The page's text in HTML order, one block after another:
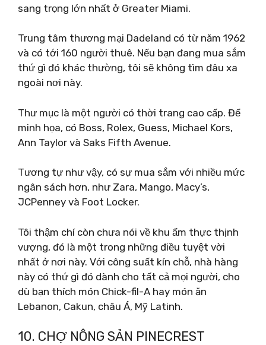
sang trọng lớn nhất ở Greater Miami.
Trung tâm thương mại Dadeland có từ năm 1962
và có tới 160 người thuê. Nếu bạn đang mua sắm
thứ gì đó khác thường, tôi sẽ không tìm đâu xa
ngoài nơi này.
Thư mục là một người có thời trang cao cấp. Để
minh họa, có Boss, Rolex, Guess, Michael Kors,
Ann Taylor và Saks Fifth Avenue.
Tương tự như vậy, có sự mua sắm với nhiều mức
ngân sách hơn, như Zara, Mango, Macy’s,
JCPenney và Foot Locker.
Tôi thậm chí còn chưa nói về khu ẩm thực thịnh
vượng, đó là một trong những điều tuyệt vời
nhất ở nơi này. Với công suất kín chỗ, nhà hàng
này có thứ gì đó dành cho tất cả mọi người, cho
dù bạn thích món Chick-fil-A hay món ăn
Lebanon, Cakun, châu Á, Mỹ Latinh.
10. CHỢ NÔNG SẢN PINECREST